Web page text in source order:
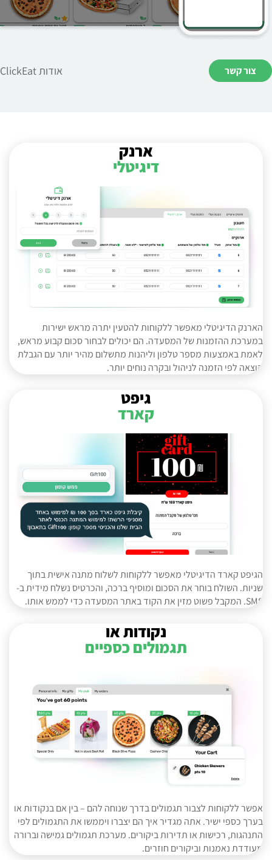
אודות ClickEat צור קשר
ארנק
דיגיטלי
הארנק הדיגיטלי מאפשר ללקוחות להטעין יתרה מראש ישירות
במערכת ההזמנות של המסעדה. הם יכולים לבחור סכום קבוע מראש,
לאמת באמצעות מספר טלפון וליהנות מתשלום מהיר יותר עם הגבלת
הוצאה לפי הזמנה לניהול ובקרה נוחים יותר.
גיפט
קארד
הגיפט קארד הדיגיטלי מאפשר ללקוחות לשלוח מתנה אישית בתוך
שניות. השולח בוחר את הסכום ומוסיף ברכה, והכרטיס נשלח מידית ב-
SMS. המקבל פשוט מזין את הקוד באתר המסעדה כדי לממש אותו.
נקודות או
תגמולים כספיים
אפשר ללקוחות לצבור תגמולים בדרך שנוחה להם – בין אם בנקודות או
בערך כספי ישיר. אתה מגדיר איך הם יצברו ויממשו את התגמולים לפי
התנהגות, רכישות או תדירות ביקורים. מערכת תגמולים גמישה וברורה
מעודדת נאמנות וביקורים חוזרים.